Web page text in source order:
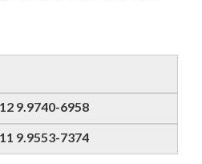
9.9740-6958
9.9553-7374